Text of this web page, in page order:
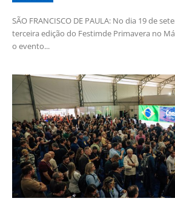
SÃO FRANCISCO DE PAULA: No dia 19 de
terceira edição do Festimde Primavera no
o evento...